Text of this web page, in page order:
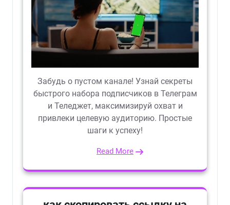
Забудь о пустом канале! Узнай секреты
быстрого набора подписчиков в Телеграм
и Теледжет, максимизируй охват и
привлеки целевую аудиторию. Простые
шаги к успеху!
Read More